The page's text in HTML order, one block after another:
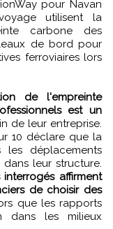
utilisent la
carbone des
de bord pour
ferroviaires lors
de l'empreinte
est un
de leur entreprise.
10 déclare que la
les déplacements
leur structure.
affirment
de choisir des
que les rapports
dans les milieux